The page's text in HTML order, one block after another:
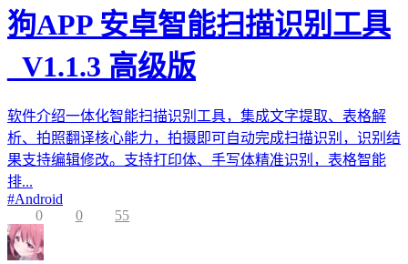
狗APP 安卓智能扫描识别工具
_V1.1.3 高级版
软件介绍一体化智能扫描识别工具，集成文字提取、表格解
析、拍照翻译核心能力，拍摄即可自动完成扫描识别，识别结
果支持编辑修改。支持打印体、手写体精准识别，表格智能
排...
#Android
0
0 55